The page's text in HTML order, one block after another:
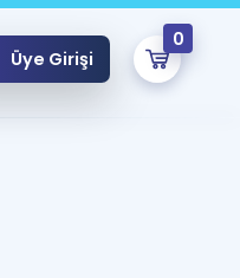
Üye Girişi
0